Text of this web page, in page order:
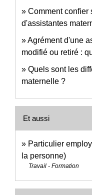
Comment confier
d'assistantes
Agrément d'une
modifié ou retiré :
Quels sont les
maternelle ?
Et aussi
Particulier
la personne)
Travail - Formation